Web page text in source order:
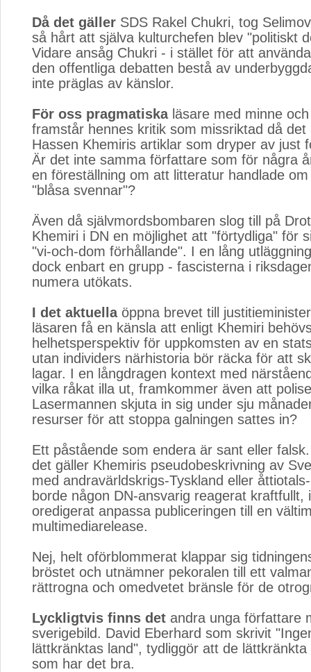
Då det gäller SDS Rakel Chukri, tog
så hårt att själva kulturchefen blev "politiskt
Vidare ansåg Chukri - i stället för att
den offentliga debatten bestå av
inte präglas av känslor.
För oss pragmatiskaläsare med minne
framstår hennes kritik som missriktad då det
Hassen Khemiris artiklar som dryper av just
Är det inte samma författare som för några
en föreställning om att litteratur handlade
"blåsa svennar"?
Även då självmordsbombaren slog till på
Khemiri i DN en möjlighet att "förtydliga" för
"vi-och-dom förhållande". I en lång
dock enbart en grupp - fascisterna i
numera utökats.
I det aktuellaöppna brevet till
läsaren få en känsla att enligt Khemiri
helhetsperspektiv för uppkomsten av en
utan individers närhistoria bör räcka för att
lagar. I en långdragen kontext med
vilka råkat illa ut, framkommer även att
Lasermannen skjuta in sig under sju
resurser för att stoppa galningen sattes in?
Ett påstående som endera är sant eller
det gäller Khemiris pseudobeskrivning av
med andravärldskrigs-Tyskland eller
borde någon DN-ansvarig reagerat kraftfullt,
oredigerat anpassa publiceringen till en
multimediarelease.
Nej, helt oförblommerat klappar sig
bröstet och utnämner pekoralen till ett
rättrogna och omedvetet bränsle för de
Lyckligtvis finns det andra unga författare
sverigebild. David Eberhard som skrivit
lättkränktas land", tydliggör att de
som har det bra.